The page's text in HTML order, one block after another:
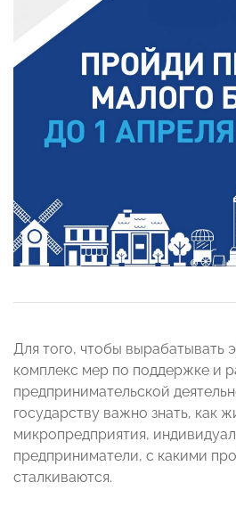
Для того, чтобы вырабатывать
комплекс мер по поддержке и
предпринимательской
государству важно знать, как
микропредприятия,
предприниматели, с какими
сталкиваются.